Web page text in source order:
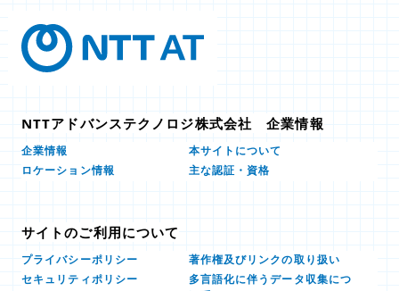
NTTアドバンステクノロジ株式会社 企業情報
企業情報
本サイトについて
ロケーション情報
主な認証・資格
サイトのご利用について
プライバシーポリシー
著作権及びリンクの取り扱い
セキュリティポリシー
多言語化に伴うデータ収集につ